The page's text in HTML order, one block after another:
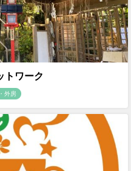
トワーク
外房